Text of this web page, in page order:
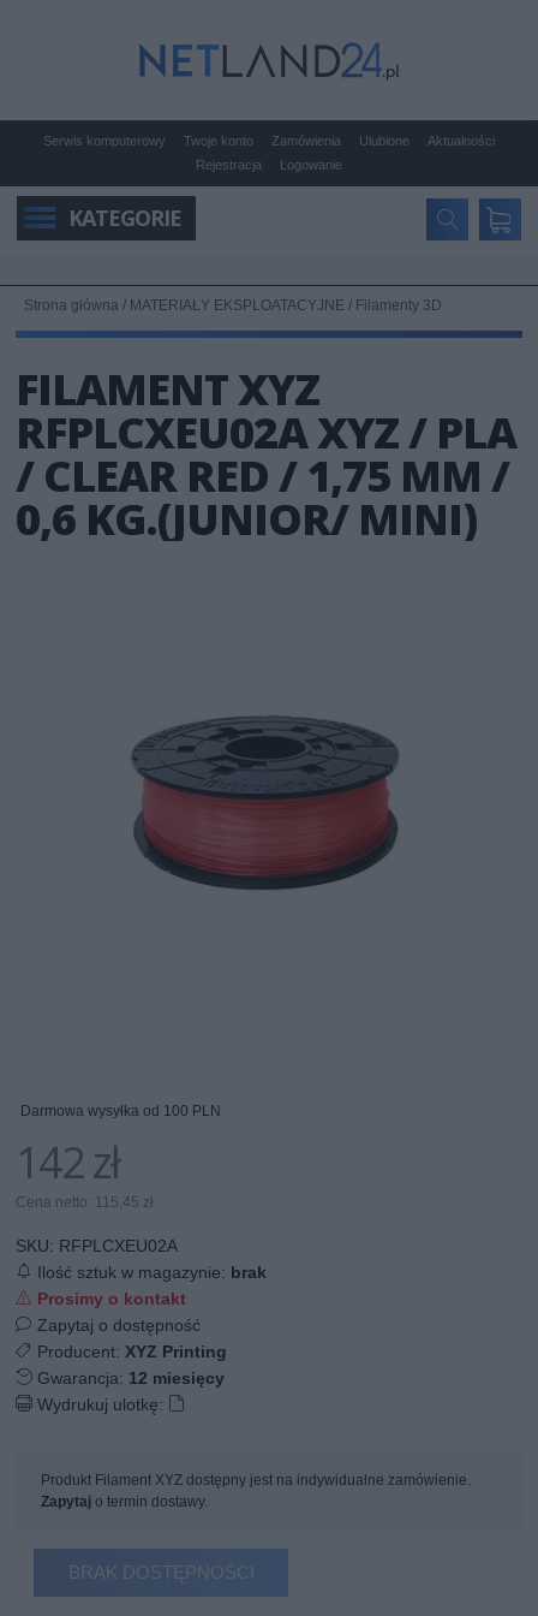
Serwis komputerowy Twoje konto Zamówienia Ulubione
Aktualności
Rejestracja
Logowanie
KATEGORIE
Strona główna / MATERIAŁY EKSPLOATACYJNE / Filamenty 3D
FILAMENT XYZ
RFPLCXEU02A XYZ / PLA
/ CLEAR RED / 1,75 MM /
0,6 KG.(JUNIOR/ MINI)
Darmowa wysyłka od 100 PLN
142 zł
Cena netto: 115,45 zł
SKU: RFPLCXEU02A
Ilość sztuk w magazynie: brak
Prosimy o kontakt
Zapytaj o dostępność
Producent: XYZ Printing
Gwarancja: 12 miesięcy
Wydrukuj ulotkę:
Produkt Filament XYZ dostępny jest na indywidualne zamówienie.
Zapytaj o termin dostawy.
BRAK DOSTĘPNOŚCI